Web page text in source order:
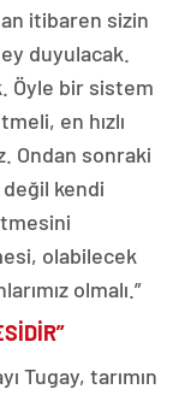
itibaren sizin
duyulacak.
Öyle bir sistem
en hızlı
Ondan sonraki
kendi
olabilecek
olmalı.”
Tugay, tarımın